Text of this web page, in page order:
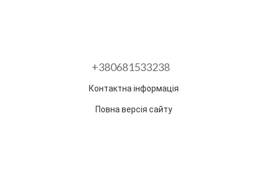
+380681533238
Контактна інформація
Повна версія сайту